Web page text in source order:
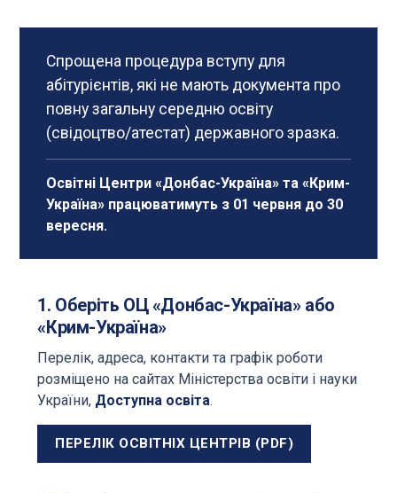
Спрощена процедура вступу для
абітурієнтів, які не мають документа про
повну загальну середню освіту
(свідоцтво/атестат) державного зразка.
Освітні Центри «Донбас-Україна» та «Крим-
Україна» працюватимуть з 01 червня до 30
вересня.
1. Оберіть ОЦ «Донбас-Україна» або
«Крим-Україна»
Перелік, адреса, контакти та графік роботи
розміщено на сайтах Міністерства освіти і науки
України, Доступна освіта.
ПЕРЕЛІК ОСВІТНІХ ЦЕНТРІВ (PDF)